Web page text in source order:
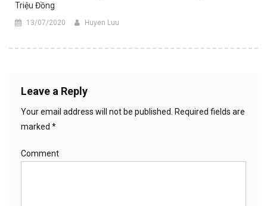
Triệu Đồng
13/07/2020 Huyen Luu
Leave a Reply
Your email address will not be published.
Required fields are
marked *
Comment